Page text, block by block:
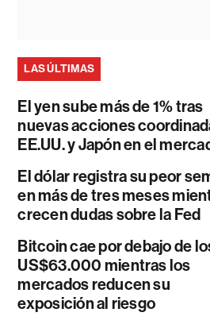
LAS ÚLTIMAS
El yen sube más de 1% tras
nuevas acciones
EE.UU. y Japón en el
El dólar registra su peor
en más de tres meses
crecen dudas sobre la Fed
Bitcoin cae por debajo de
US$63.000 mientras los
mercados reducen su
exposición al riesgo